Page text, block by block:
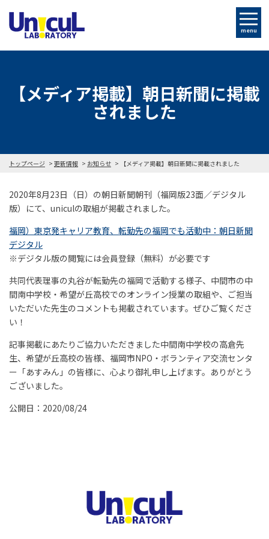
menu
【メディア掲載】朝日新聞に掲載
されました
トップページ 更新情報 お知らせ 【メディア掲載】朝日新聞に掲載されました
2020年8月23日（日）の朝日新聞朝刊（福岡版23面／デジタル
版）にて、uniculの取組が掲載されました。
福岡）東京発キャリア教育、転勤先の福岡でも活動中：朝日新聞
デジタル
※デジタル版の閲覧には会員登録（無料）が必要です
共同代表理事の丸谷が転勤先の福岡で活動する様子、中間市の中
間南中学校・希望が丘高校でのオンライン授業の取組や、ご担当
いただいた先生のコメントも掲載されています。ぜひご覧くださ
い！
記事掲載にあたりご協力いただきました中間南中学校の高倉先
生、希望が丘高校の皆様、福岡市NPO・ボランティア交流センタ
ー「あすみん」の皆様に、心より御礼申し上げます。ありがとう
ございました。
公開日：2020/08/24